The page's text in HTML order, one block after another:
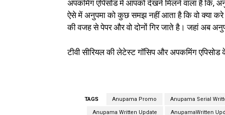
अपकमिंग एपिसोड में आपको देखने मिलने वाला है कि,
ऐसे में अनुपमा को कुछ समझ नहीं आता है कि वो क्या करे
की वजह से पेपर और वो दोनों गिर जाते है। जहां अब
टीवी सीरियल की लेटेस्ट गॉसिप और अपकमिंग
TAGS Anupama Promo Anupama Serial
Anupama Written Update AnupamaWritten